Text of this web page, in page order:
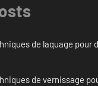
de laquage pour
de vernissage